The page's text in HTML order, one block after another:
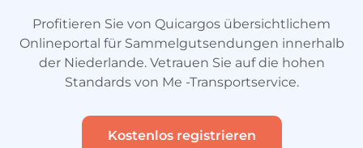
Profitieren Sie von Quicargos übersichtlichem
Onlineportal für Sammelgutsendungen innerhalb
der Niederlande. Vetrauen Sie auf die hohen
Standards von Me -Transportservice.
Kostenlos registrieren